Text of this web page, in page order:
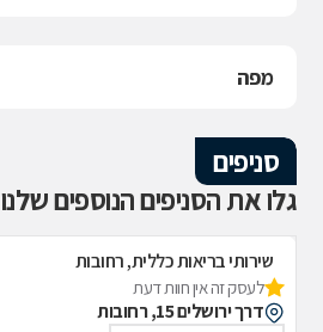
מפה
סניפים
גלו את הסניפים הנוספים שלנו
שירותי בריאות כללית, רחובות
לעסק זה אין חוות דעת
דרך ירושלים 15, רחובות